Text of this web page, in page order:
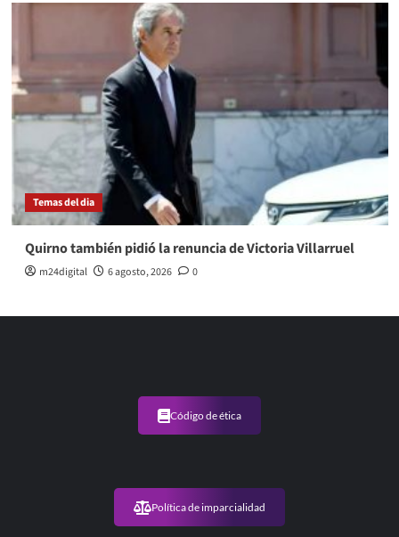
Temas del dia
Quirno también pidió la renuncia de Victoria Villarruel
m24digital 6 agosto, 2026 0
Código de ética
Política de imparcialidad